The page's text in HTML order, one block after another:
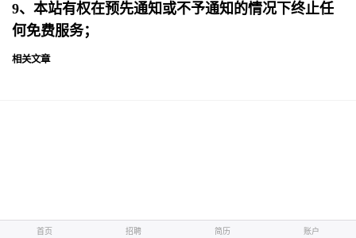
9、本站有权在预先通知或不予通知的情况下终止任
何免费服务；
相关文章
首页 招聘 简历 账户
首页 招聘 简历 账户